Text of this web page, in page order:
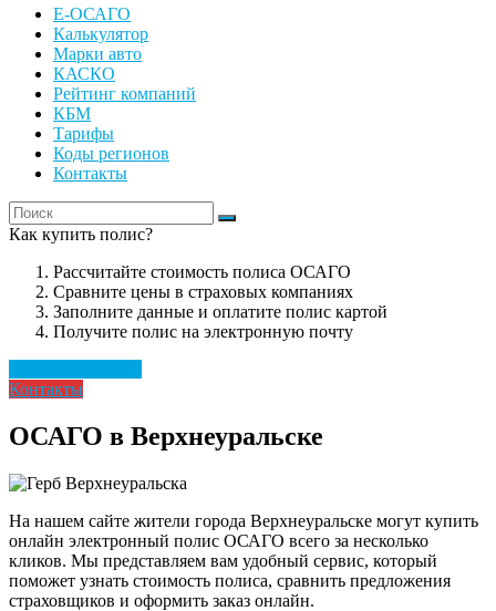
Е-ОСАГО
Калькулятор
Марки авто
КАСКО
Рейтинг компаний
КБМ
Тарифы
Коды регионов
Контакты
Как купить полис?
Рассчитайте стоимость полиса ОСАГО
Сравните цены в страховых компаниях
Заполните данные и оплатите полис картой
Получите полис на электронную почту
Контакты
ОСАГО в Верхнеуральске
На нашем сайте жители города Верхнеуральске могут купить
онлайн электронный полис ОСАГО всего за несколько
кликов. Мы представляем вам удобный сервис, который
поможет узнать стоимость полиса, сравнить предложения
страховщиков и оформить заказ онлайн.